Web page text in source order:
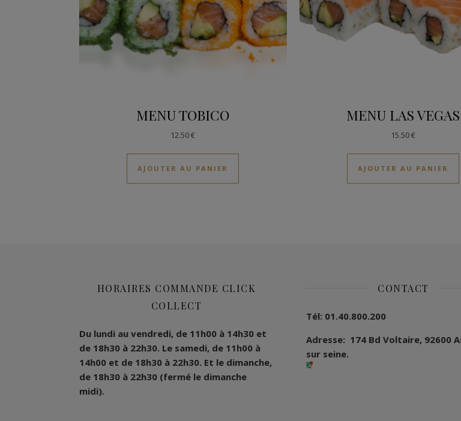
MENU TOBICO
12.50€
AJOUTER AU PANIER
MENU LAS VEGAS
15.50€
AJOUTER AU PANIER
HORAIRES COMMANDE CLICK
COLLECT
Du lundi au vendredi, de 11h00 à 14h30 et
de 18h30 à 22h30. Le samedi, de 11h00 à
14h00 et de 18h30 à 22h30. Et le dimanche,
de 18h30 à 22h30 (fermé le dimanche
midi).
CONTACT
Tél: 01.40.800.200
Adresse: 174 Bd Voltaire, 92600
sur seine.